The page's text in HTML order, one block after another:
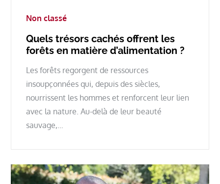
Non classé
Quels trésors cachés offrent les
forêts en matière d’alimentation ?
Les forêts regorgent de ressources
insoupçonnées qui, depuis des siècles,
nourrissent les hommes et renforcent leur lien
avec la nature. Au-delà de leur beauté
sauvage,…